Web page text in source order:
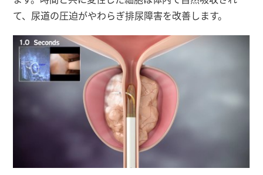
て、尿道の圧迫がやわらぎ排尿障害を改善します。